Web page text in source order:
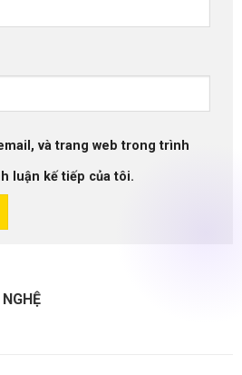
và trang web trong trình
luận kế tiếp của tôi.